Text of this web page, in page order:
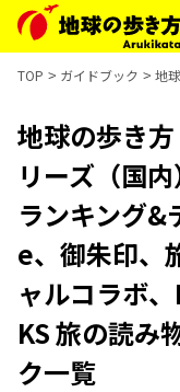
TOP ガイドブック 地
地球の歩き
リーズ（国
ランキング
e、御朱印、
ャルコラボ
KS 旅の読み
ク一覧